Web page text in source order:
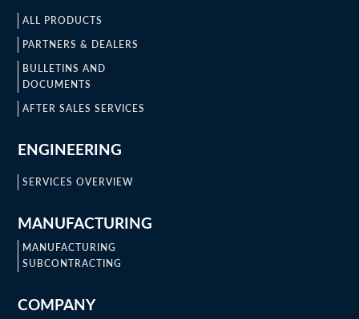
ALL PRODUCTS
PARTNERS & DEALERS
BULLETINS AND
DOCUMENTS
AFTER SALES SERVICES
ENGINEERING
SERVICES OVERVIEW
MANUFACTURING
MANUFACTURING
SUBCONTRACTING
COMPANY